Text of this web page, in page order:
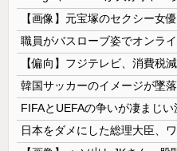
韓国サッカーのイメージが墜落